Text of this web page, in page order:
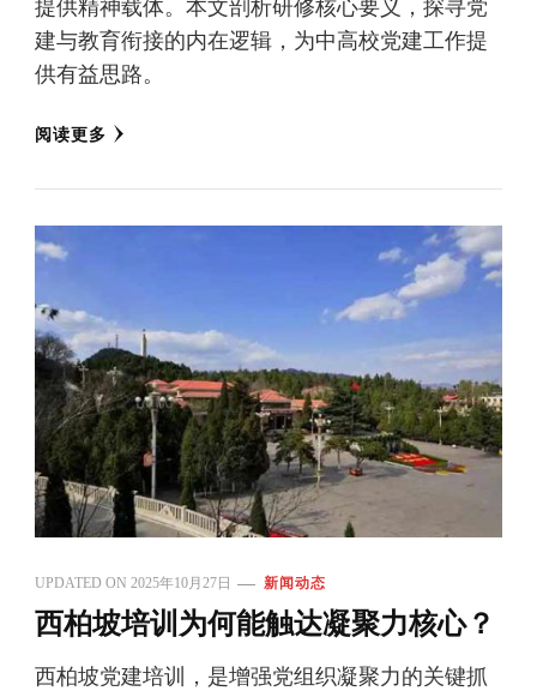
提供精神载体。本文剖析研修核心要义，探寻党
建与教育衔接的内在逻辑，为中高校党建工作提
供有益思路。
阅读更多
UPDATED ON 2025年10月27日 新闻动态
西柏坡培训为何能触达凝聚力核心？
西柏坡党建培训，是增强党组织凝聚力的关键抓